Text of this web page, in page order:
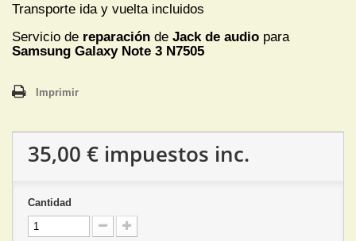
Transporte ida y vuelta incluidos
Servicio de reparación de Jack de audio para
Samsung Galaxy Note 3 N7505
Imprimir
35,00 € impuestos inc.
Cantidad